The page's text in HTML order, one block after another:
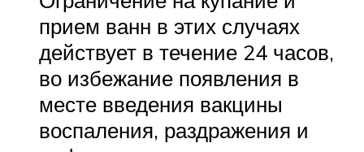
прием ванн в этих случаях
действует в течение 24 часов,
во избежание появления в
месте введения вакцины
воспаления, раздражения и